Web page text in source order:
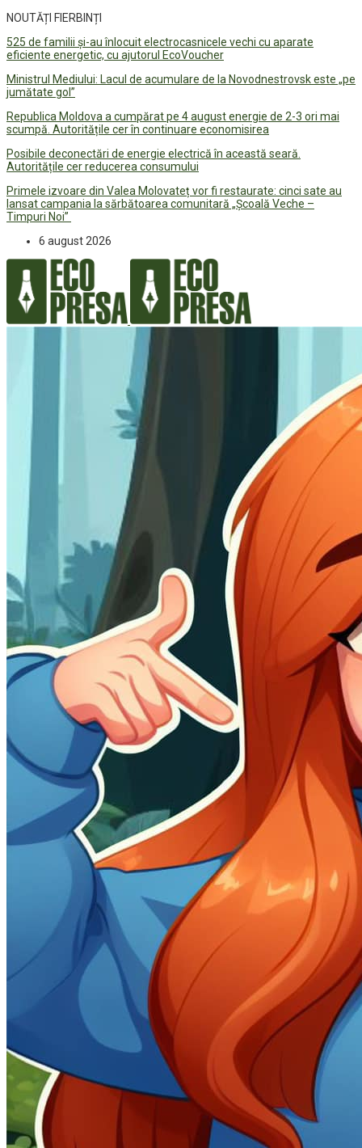
NOUTĂȚI FIERBINȚI
525 de familii și-au înlocuit electrocasnicele vechi cu aparate
eficiente energetic, cu ajutorul EcoVoucher
Ministrul Mediului: Lacul de acumulare de la Novodnestrovsk este „pe
jumătate gol”
Republica Moldova a cumpărat pe 4 august energie de 2-3 ori mai
scumpă. Autoritățile cer în continuare economisirea
Posibile deconectări de energie electrică în această seară.
Autoritățile cer reducerea consumului
Primele izvoare din Valea Molovateț vor fi restaurate: cinci sate au
lansat campania la sărbătoarea comunitară „Școală Veche –
Timpuri Noi”
6 august 2026